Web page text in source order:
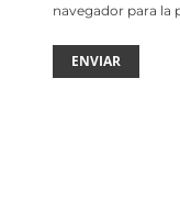
navegador para la